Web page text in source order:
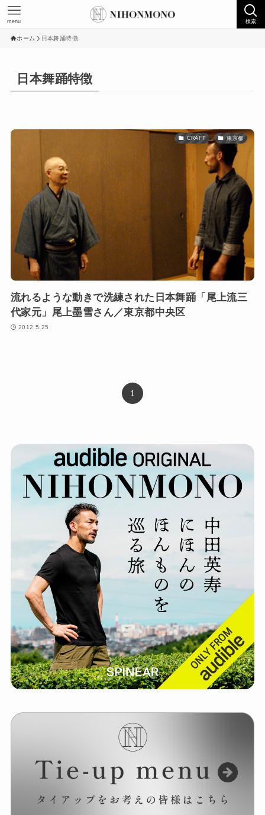
検索
menu
ホーム 日本舞踊特徴
日本舞踊特徴
CRAFT 東京都
流れるような動きで洗練された日本舞踊「尾上流三
代家元」尾上墨雪さん／東京都中央区
2012.5.25
1